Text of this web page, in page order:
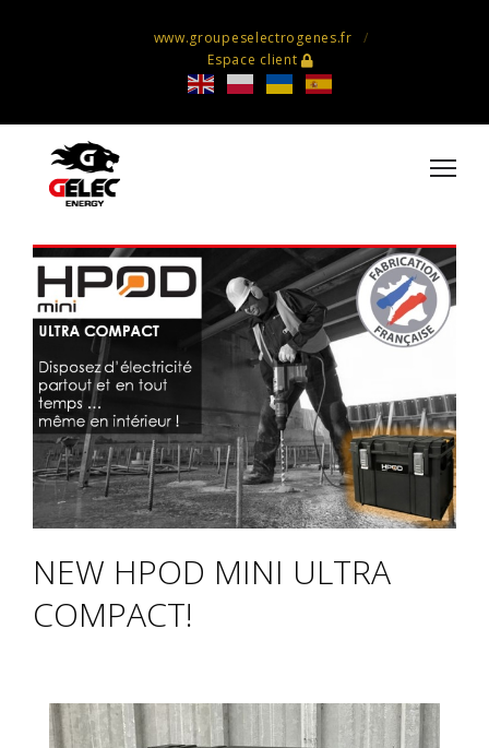
www.groupeselectrogenes.fr
Espace client
NEW HPOD MINI ULTRA
COMPACT!